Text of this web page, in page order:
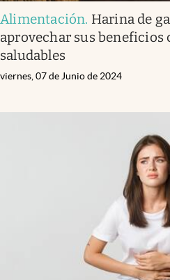
Alimentación. Harina de
aprovechar sus beneficios
saludables
viernes, 07 de Junio de 2024